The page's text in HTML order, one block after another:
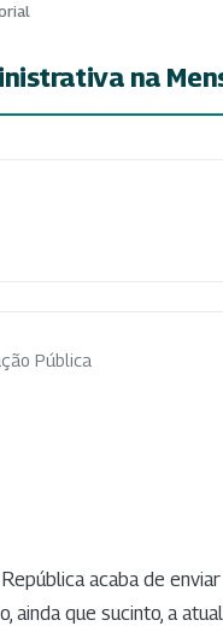
na
Pública
acaba de enviar
ainda que sucinto, a